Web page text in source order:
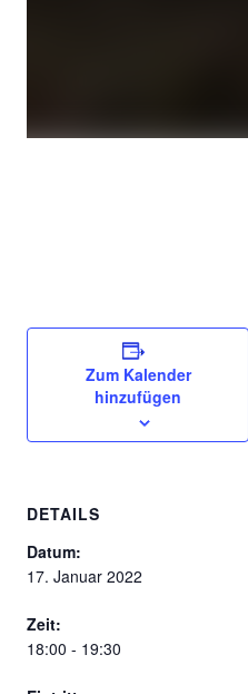
Zum Kalender
hinzufügen
DETAILS
Datum:
17. Januar 2022
Zeit:
18:00 - 19:30